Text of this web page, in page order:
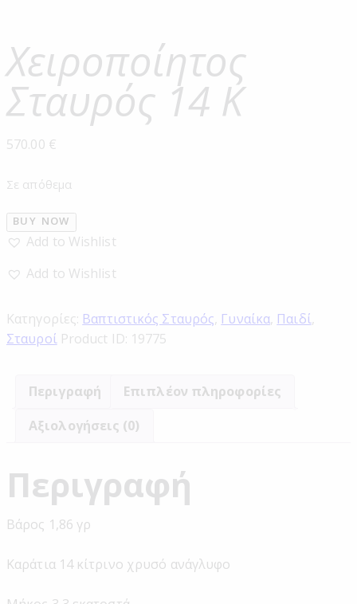
Χειροποίητος
Σταυρός 14 Κ
570.00 €
Σε απόθεμα
BUY NOW
Add to Wishlist
Add to Wishlist
Κατηγορίες: Βαπτιστικός Σταυρός, Γυναίκα, Παιδί,
Σταυροί Product ID: 19775
Περιγραφή
Επιπλέον πληροφορίες
Αξιολογήσεις (0)
Περιγραφή
Βάρος 1,86 γρ
Καράτια 14 κίτρινο χρυσό ανάγλυφο